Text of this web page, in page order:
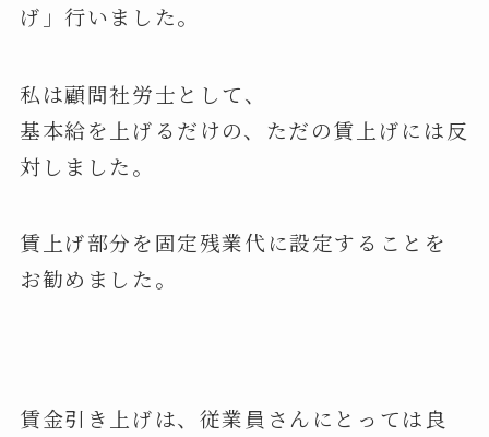
げ」行いました。
私は顧問社労士として、
基本給を上げるだけの、ただの賃上げには反
対しました。
賃上げ部分を固定残業代に設定することを
お勧めました。
賃金引き上げは、従業員さんにとっては良